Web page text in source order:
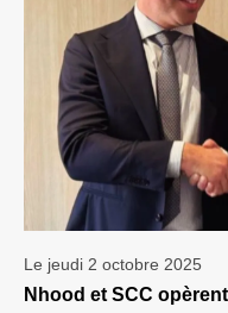
Le jeudi 2 octobre 2025
Nhood et SCC